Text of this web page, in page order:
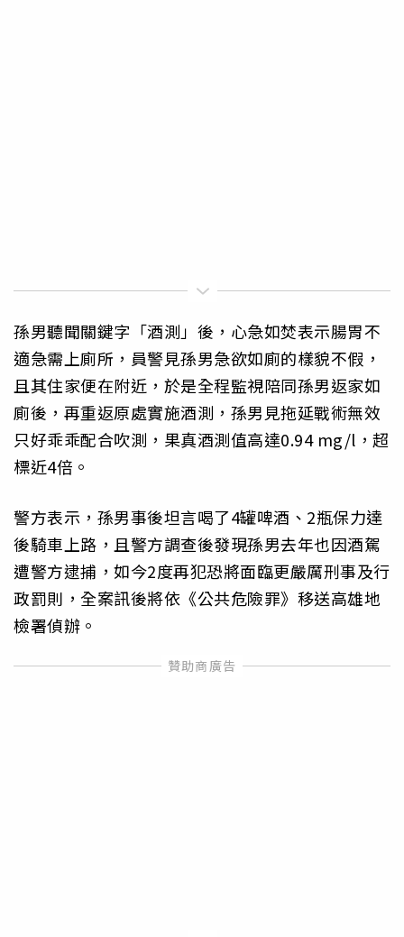
孫男聽聞關鍵字「酒測」後，心急如焚表示腸胃不
適急需上廁所，員警見孫男急欲如廁的樣貌不假，
且其住家便在附近，於是全程監視陪同孫男返家如
廁後，再重返原處實施酒測，孫男見拖延戰術無效
只好乖乖配合吹測，果真酒測值高達0.94 mg/l，超
標近4倍。
警方表示，孫男事後坦言喝了4罐啤酒、2瓶保力達
後騎車上路，且警方調查後發現孫男去年也因酒駕
遭警方逮捕，如今2度再犯恐將面臨更嚴厲刑事及行
政罰則，全案訊後將依《公共危險罪》移送高雄地
檢署偵辦。